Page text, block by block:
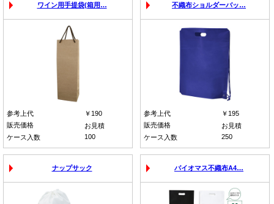
ワイン用手提袋(箱用…
参考上代
￥190
販売価格
お見積
ケース入数
100
不織布ショルダーバッ…
参考上代
￥195
販売価格
お見積
ケース入数
250
ナップサック バイオマス不織布A4…